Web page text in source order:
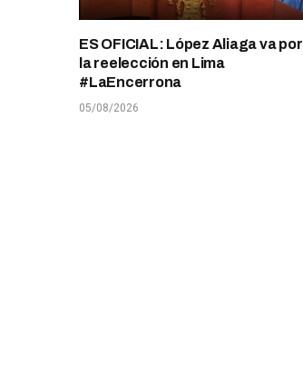
ES OFICIAL: López Aliaga va por
la reelección en Lima
#LaEncerrona
05/08/2026